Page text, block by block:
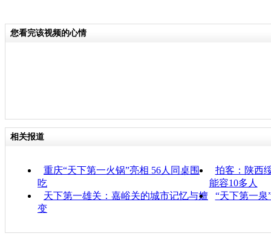
您看完该视频的心情
相关报道
重庆“天下第一火锅”亮相 56人同桌围
吃
拍客：陕西
能容10多人
天下第一雄关：嘉峪关的城市记忆与嬗
变
“天下第一泉